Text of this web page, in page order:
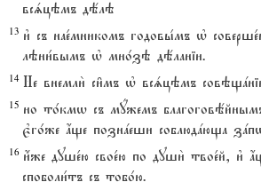
всsцэмъ дёлэ
13 и3 съ нае1мникомъ годовы1мъ њ
лэни1вымъ њ мно1зэ дёланіи.
14 Не внемли2 си6мъ њ всsцэмъ
15 но то1кмw съ мyжемъ
є3го1же ѓще познaеши соблюдaюща
16 и4же душе1ю свое1ю по души2 твое1й,
споболи1тъ съ тобо1ю.